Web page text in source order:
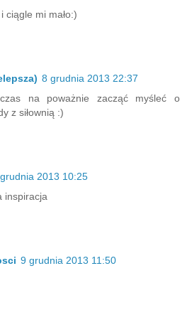
ciągle mi mało:)
8 grudnia 2013 22:37
na poważnie zacząć myśleć o
z siłownią :)
2013 10:25
inspiracja
9 grudnia 2013 11:50